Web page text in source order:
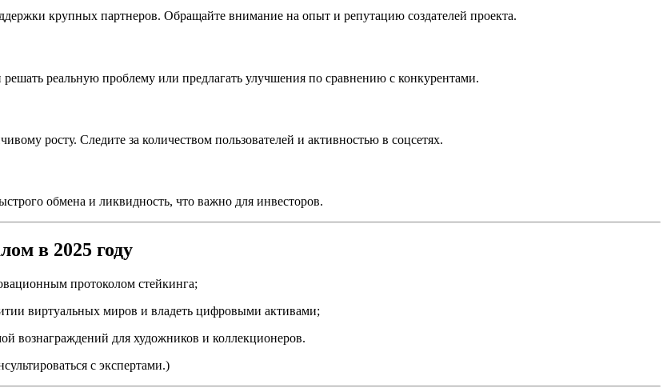
крупных партнеров. Обращайте внимание на опыт и репутацию создателей проекта.
реальную проблему или предлагать улучшения по сравнению с конкурентами.
росту. Следите за количеством пользователей и активностью в соцсетях.
обмена и ликвидность, что важно для инвесторов.
в 2025 году
протоколом стейкинга;
виртуальных миров и владеть цифровыми активами;
вознаграждений для художников и коллекционеров.
с экспертами.)